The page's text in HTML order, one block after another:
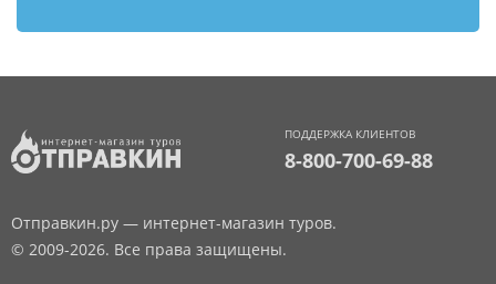
ПОДДЕРЖКА КЛИЕНТОВ
8-800-700-69-88
Отправкин.ру — интернет-магазин туров.
© 2009-2026. Все права защищены.